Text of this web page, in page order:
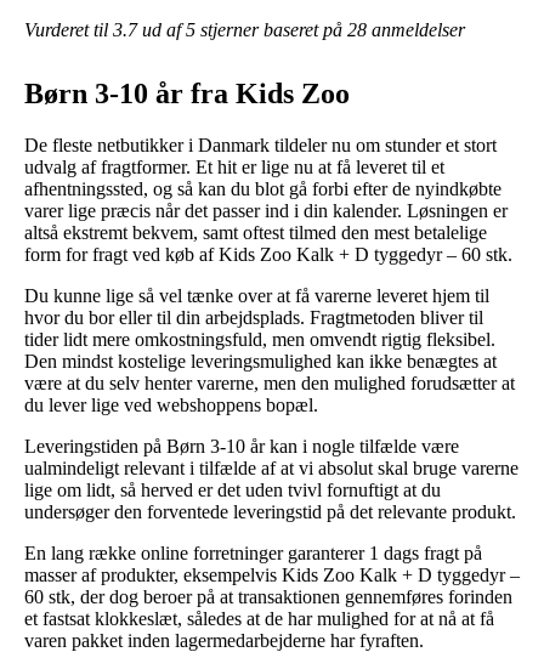
Vurderet til 3.7ud af 5 stjerner baseret på 28 anmeldelser
Børn 3-10 år fra Kids Zoo
De fleste netbutikker i Danmark tildeler nu om stunder et stort
udvalg af fragtformer. Et hit er lige nu at få leveret til et
afhentningssted, og så kan du blot gå forbi efter de nyindkøbte
varer lige præcis når det passer ind i din kalender. Løsningen er
altså ekstremt bekvem, samt oftest tilmed den mest betalelige
form for fragt ved køb af Kids Zoo Kalk + D tyggedyr – 60 stk.
Du kunne lige så vel tænke over at få varerne leveret hjem til
hvor du bor eller til din arbejdsplads. Fragtmetoden bliver til
tider lidt mere omkostningsfuld, men omvendt rigtig fleksibel.
Den mindst kostelige leveringsmulighed kan ikke benægtes at
være at du selv henter varerne, men den mulighed forudsætter at
du lever lige ved webshoppens bopæl.
Leveringstiden på Børn 3-10 år kan i nogle tilfælde være
ualmindeligt relevant i tilfælde af at vi absolut skal bruge varerne
lige om lidt, så herved er det uden tvivl fornuftigt at du
undersøger den forventede leveringstid på det relevante produkt.
En lang række online forretninger garanterer 1 dags fragt på
masser af produkter, eksempelvis Kids Zoo Kalk + D tyggedyr –
60 stk, der dog beroer på at transaktionen gennemføres forinden
et fastsat klokkeslæt, således at de har mulighed for at nå at få
varen pakket inden lagermedarbejderne har fyraften.